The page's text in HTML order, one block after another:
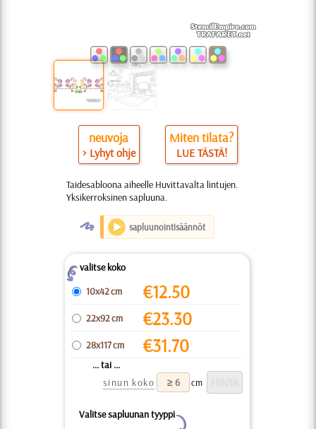
neuvoja
> Lyhyt ohje
Miten tilata?
LUE TÄSTÄ!
Taidesabloona aiheelle Huvittavalta lintujen.
Yksikerroksinen sapluuna.
O sapluunointisäännöt
Zvalitse koko
10x42 cm
€12.50
22x92 cm €23.30
28x117 cm €31.70
... tai ...
sinun koko
cm
Valitse sapluunan tyyppi
Y